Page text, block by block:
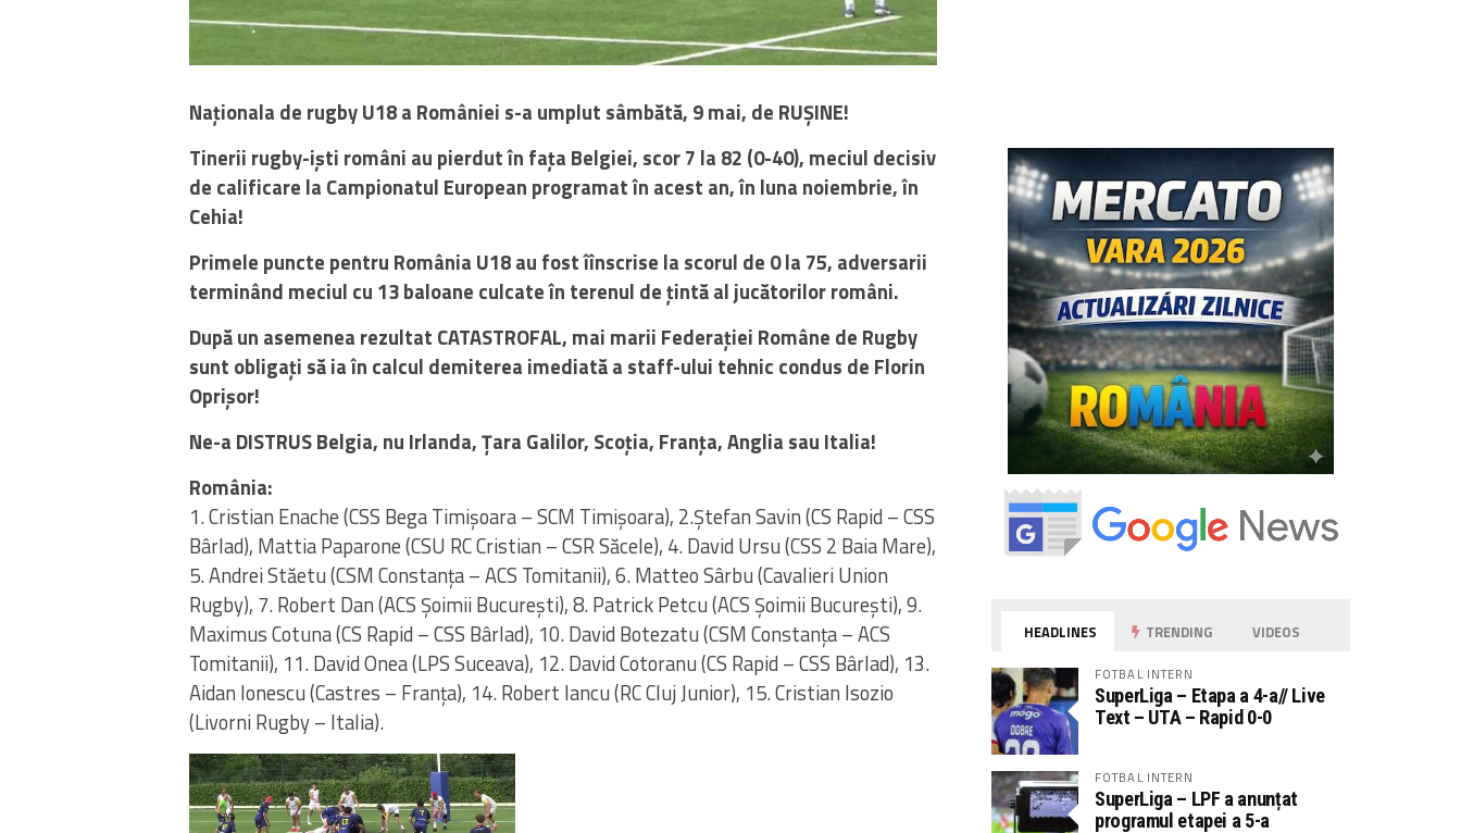
Naționala de rugby U18 a României s-a umplut sâmbătă, 9 mai, de RUȘINE!
Tinerii rugby-iști români au pierdut în fața Belgiei, scor 7 la 82 (0-40), meciul decisiv
de calificare la Campionatul European programat în acest an, în luna noiembrie, în
Cehia!
Primele puncte pentru România U18 au fost îînscrise la scorul de 0 la 75, adversarii
terminând meciul cu 13 baloane culcate în terenul de țintă al jucătorilor români.
După un asemenea rezultat CATASTROFAL, mai marii Federației Române de Rugby
sunt obligați să ia în calcul demiterea imediată a staff-ului tehnic condus de Florin
Oprișor!
Ne-a DISTRUS Belgia, nu Irlanda, Țara Galilor, Scoția, Franța, Anglia sau Italia!
România:
1. Cristian Enache (CSS Bega Timișoara – SCM Timișoara), 2.Ștefan Savin (CS Rapid – CSS
Bârlad), Mattia Paparone (CSU RC Cristian – CSR Săcele), 4. David Ursu (CSS 2 Baia Mare),
5. Andrei Stăetu (CSM Constanța – ACS Tomitanii), 6. Matteo Sârbu (Cavalieri Union
Rugby), 7. Robert Dan (ACS Șoimii București), 8. Patrick Petcu (ACS Șoimii București), 9.
Maximus Cotuna (CS Rapid – CSS Bârlad), 10. David Botezatu (CSM Constanța – ACS
Tomitanii), 11. David Onea (LPS Suceava), 12. David Cotoranu (CS Rapid – CSS Bârlad), 13.
Aidan Ionescu (Castres – Franța), 14. Robert Iancu (RC Cluj Junior), 15. Cristian Isozio
(Livorni Rugby – Italia).
HEADLINES TRENDING VIDEOS
FOTBAL INTERN
SuperLiga – Etapa a 4-a// Live
Text – UTA – Rapid 0-0
FOTBAL INTERN
SuperLiga – LPF a anunțat
programul etapei a 5-a